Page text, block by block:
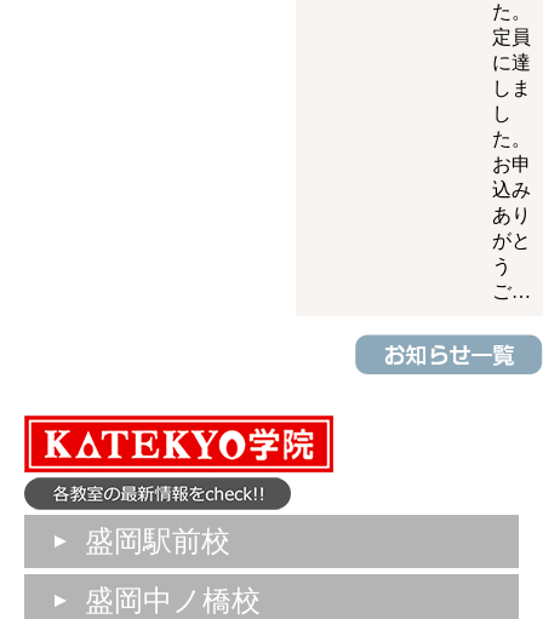
た。
定員
に達
しま
し
た。
お申
込み
あり
がと
う
ご…
盛岡駅前校
盛岡中ノ橋校